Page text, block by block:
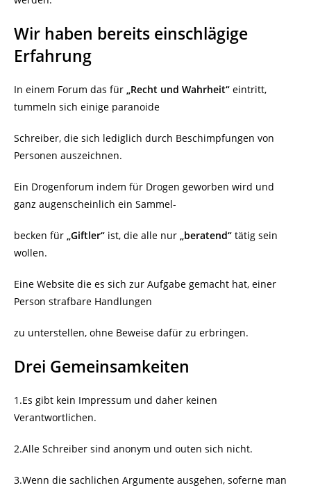
Wir haben bereits einschlägige
Erfahrung
In einem Forum das für „Recht und Wahrheit“ eintritt,
tummeln sich einige paranoide
Schreiber, die sich lediglich durch Beschimpfungen von
Personen auszeichnen.
Ein Drogenforum indem für Drogen geworben wird und
ganz augenscheinlich ein Sammel-
becken für „Giftler“ ist, die alle nur „beratend“ tätig sein
wollen.
Eine Website die es sich zur Aufgabe gemacht hat, einer
Person strafbare Handlungen
zu unterstellen, ohne Beweise dafür zu erbringen.
Drei Gemeinsamkeiten
1.Es gibt kein Impressum und daher keinen
Verantwortlichen.
2.Alle Schreiber sind anonym und outen sich nicht.
3.Wenn die sachlichen Argumente ausgehen, soferne man